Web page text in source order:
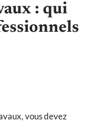
: qui
vous devez